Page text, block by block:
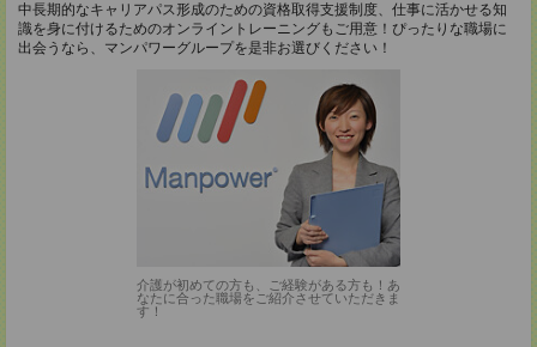
中長期的なキャリアパス形成のための資格取得支援制度、仕事に活かせる知
識を身に付けるためのオンライントレーニングもご用意！ぴったりな職場に
出会うなら、マンパワーグループを是非お選びください！
介護が初めての方も、ご経験がある方も！あ
なたに合った職場をご紹介させていただきま
す！